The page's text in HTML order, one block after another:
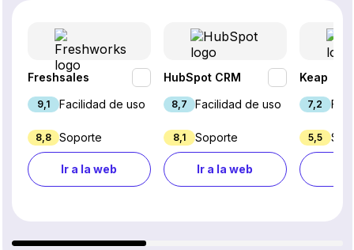
Freshsales
9,1 Facilidad de uso
8,8 Soporte
Ir a la web
HubSpot CRM
8,7 Facilidad de uso
8,1 Soporte
Ir a la web
Keap
7,2
5,5